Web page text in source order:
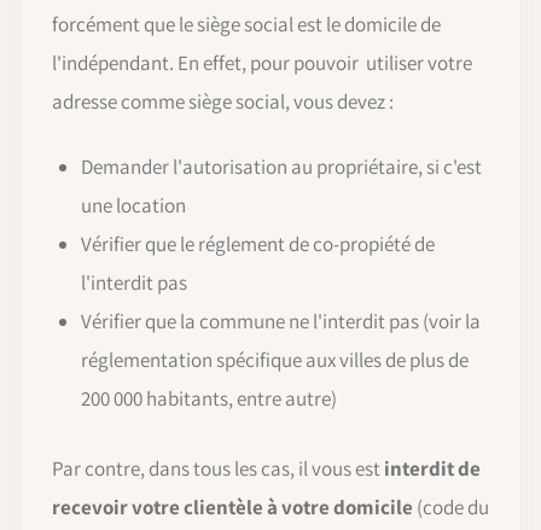
forcément que le siège social est le domicile de
l'indépendant. En effet, pour pouvoir utiliser votre
adresse comme siège social, vous devez :
Demander l'autorisation au propriétaire, si c'est
une location
Vérifier que le réglement de co-propiété de
l'interdit pas
Vérifier que la commune ne l'interdit pas (voir la
réglementation spécifique aux villes de plus de
200 000 habitants, entre autre)
Par contre, dans tous les cas, il vous estinterdit de
recevoir votre clientèle à votre domicile (code du